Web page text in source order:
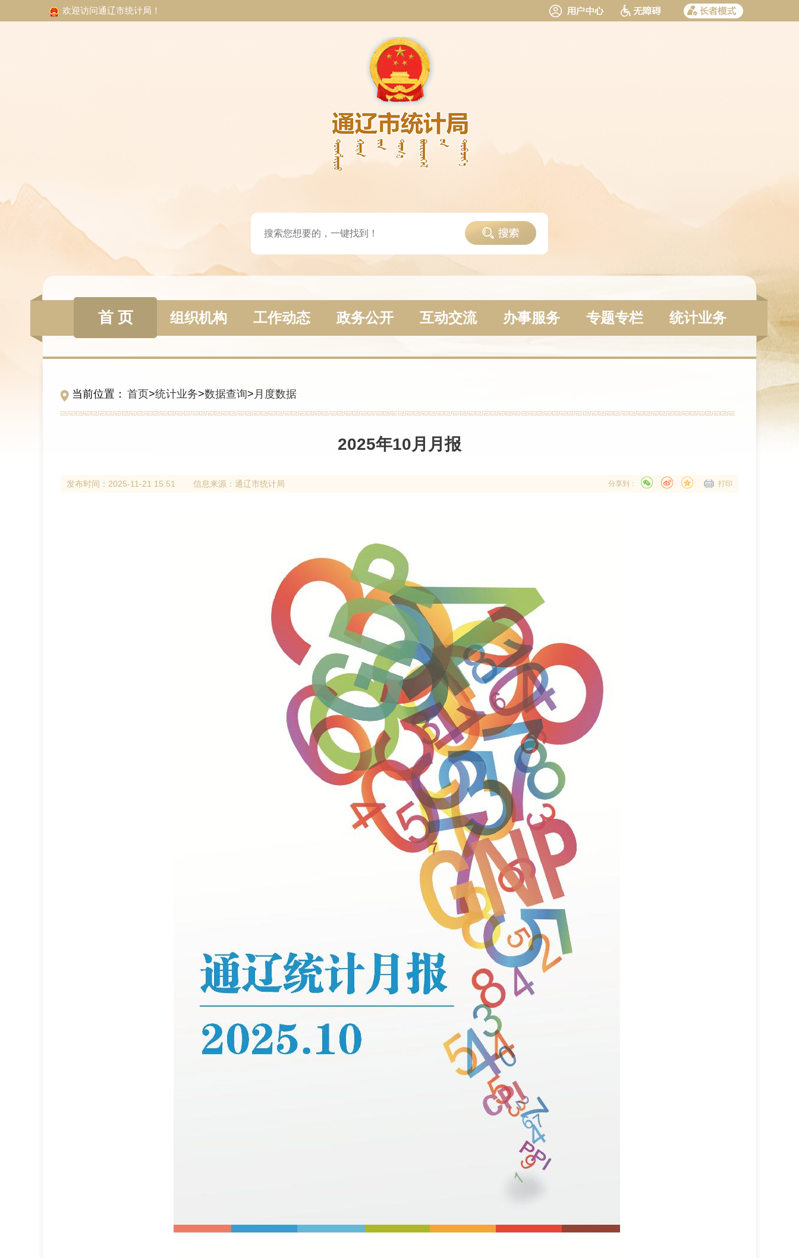
欢迎访问通辽市统计局！
首 页 组织机构 工作动态 政务公开 互动交流 办事服务 专题专栏 统计业务
当前位置： 首页>统计业务>数据查询> 月度数据
2025年10月月报
发布时间： 2025-11-21 15:51 信息来源： 通辽市统计局 打印
分享到：